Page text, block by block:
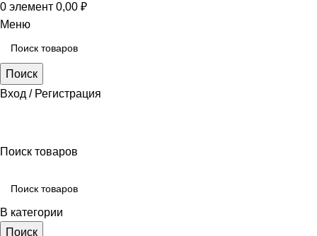
0 элемент 0,00 ₽
Меню
Поиск
Вход / Регистрация
Поиск товаров
В категории
Поиск